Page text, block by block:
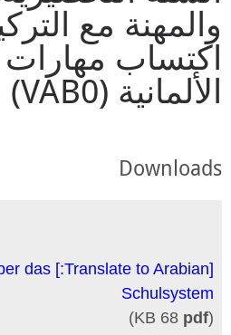
والمهنة مع
اكتساب مهارات
الألمانية (VAB0)
Downloads
über das
Schulsystem
(
pdf